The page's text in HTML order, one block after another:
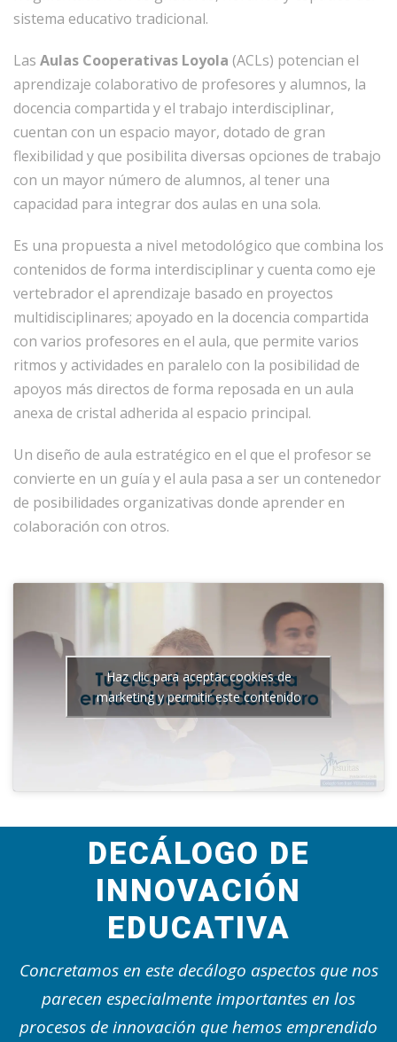
sistema educativo tradicional.
Las Aulas Cooperativas Loyola (ACLs) potencian el
aprendizaje colaborativo de profesores y alumnos, la
docencia compartida y el trabajo interdisciplinar,
cuentan con un espacio mayor, dotado de gran
flexibilidad y que posibilita diversas opciones de trabajo
con un mayor número de alumnos, al tener una
capacidad para integrar dos aulas en una sola.
Es una propuesta a nivel metodológico que combina los
contenidos de forma interdisciplinar y cuenta como eje
vertebrador el aprendizaje basado en proyectos
multidisciplinares; apoyado en la docencia compartida
con varios profesores en el aula, que permite varios
ritmos y actividades en paralelo con la posibilidad de
apoyos más directos de forma reposada en un aula
anexa de cristal adherida al espacio principal.
Un diseño de aula estratégico en el que el profesor se
convierte en un guía y el aula pasa a ser un contenedor
de posibilidades organizativas donde aprender en
colaboración con otros.
Haz clic para aceptar cookies de
marketing y permitir este contenido
DECÁLOGO DE
INNOVACIÓN
EDUCATIVA
Concretamos en este decálogo aspectos que nos
parecen especialmente importantes en los
procesos de innovación que hemos emprendido